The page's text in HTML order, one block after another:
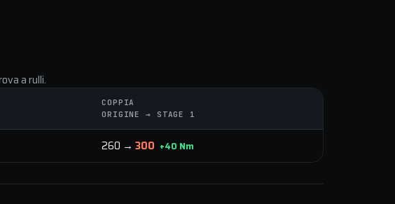
a rulli.
COPPIA
ORIGINE → STAGE 1
260 → 300 +40 Nm